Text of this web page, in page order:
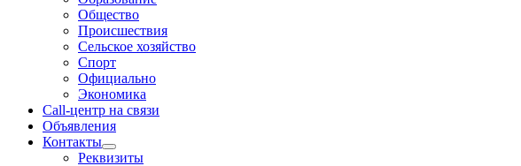
Общество
Происшествия
Сельское хозяйство
Спорт
Официально
Экономика
Call-центр на связи
Объявления
Контакты
Реквизиты